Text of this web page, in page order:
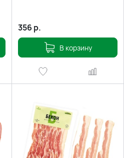
356 р.
В корзину